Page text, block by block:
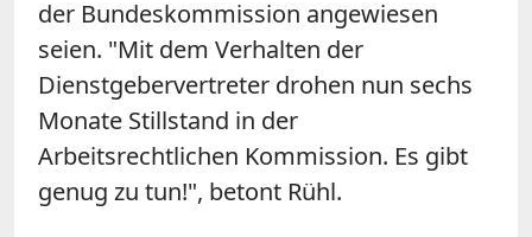
der Bundeskommission angewiesen
seien. "Mit dem Verhalten der
Dienstgebervertreter drohen nun sechs
Monate Stillstand in der
Arbeitsrechtlichen Kommission. Es gibt
genug zu tun!", betont Rühl.